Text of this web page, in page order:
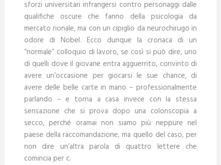
sforzi universitari infrangersi contro personaggi dalle
qualifiche oscure che fanno della psicologia da
mercato rionale, ma con un cipiglio da neurochirugo in
odore di Nobel. Ecco dunque la cronaca di un
“normale” colloquio di lavoro, se così si può dire, uno
di quelli dove il giovane entra agguerrito, convinto di
avere un’occasione per giocarsi le sue chance, di
avere delle belle carte in mano – professionalmente
parlando – e torna a casa invece con la stessa
sensazione che si prova dopo una colonscopia a
secco, perché oramai non siamo più neppure nel
paese della raccomandazione, ma quello del caso, per
non dire un’altra parola di quattro lettere che
comincia per c.